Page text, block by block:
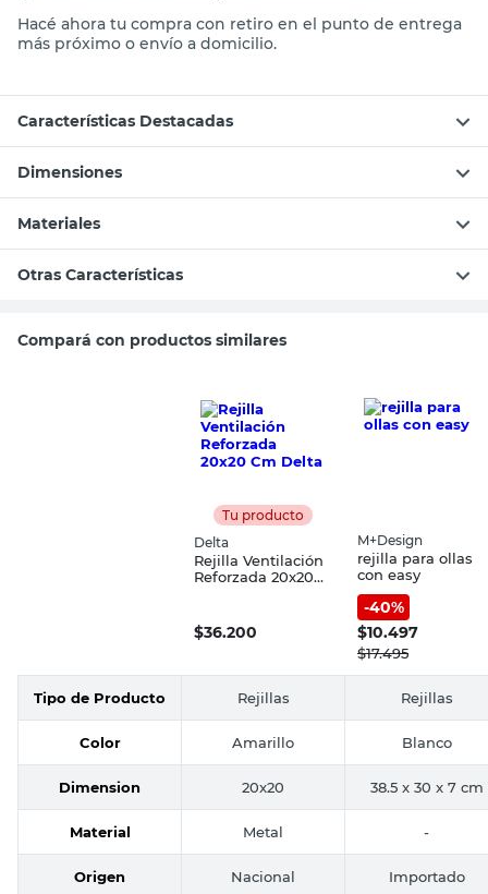
Hacé ahora tu compra con retiro en el punto de entrega
más próximo o envío a domicilio.
Características Destacadas
Dimensiones
Materiales
Otras Características
Compará con productos similares
Tu producto
Delta
Rejilla Ventilación
Reforzada 20x20
$36.200
M+Design
rejilla para ollas
con easy
-40%
$10.497
$17.495
Tipo de Producto Rejillas Rejillas
Color Amarillo Blanco
Dimension 20x20 38.5 x 30 x 7 cm
Material Metal -
Origen Nacional Importado